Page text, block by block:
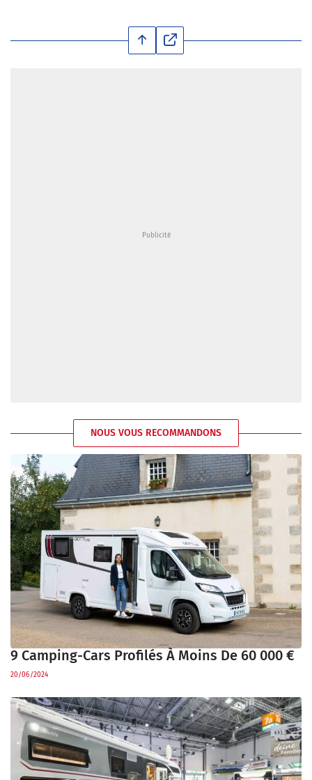
NOUS VOUS RECOMMANDONS
9 Camping-Cars Profilés À Moins De 60 000 €
20/06/2024